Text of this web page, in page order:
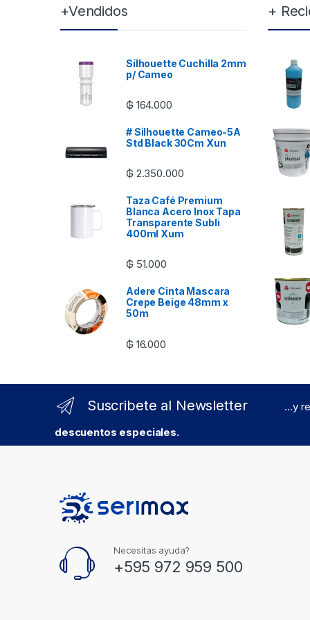
+Vendidos
Silhouette Cuchilla 2mm
p/ Cameo
₲ 164.000
# Silhouette Cameo-5A
Std Black 30Cm Xun
₲ 2.350.000
Taza Café Premium
Blanca Acero Inox Tapa
Transparente Subli
400ml Xum
₲ 51.000
Adere Cinta Mascara
Crepe Beige 48mm x
50m
₲ 16.000
+
Suscribete al Newsletter ...y
descuentos especiales.
Necesitas ayuda?
+595 972 959 500